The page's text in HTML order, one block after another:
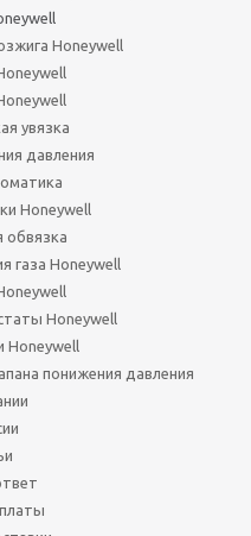
Honeywell
увязка
давления
Honeywell
обвязка
газа Honeywell
Honeywell
Honeywell
понижения давления